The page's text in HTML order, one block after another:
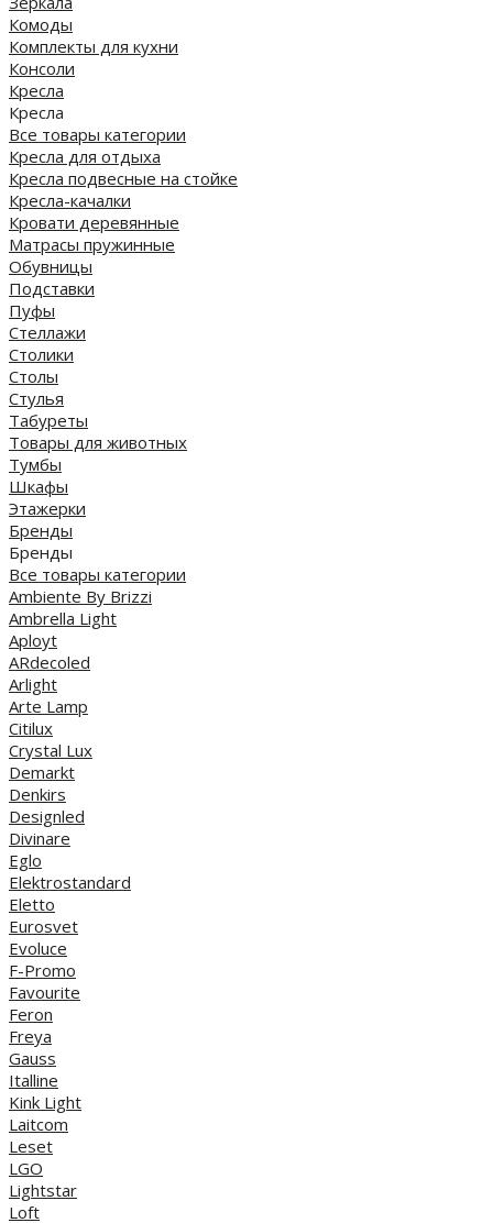
Комоды
Комплекты для кухни
Консоли
Кресла
Кресла
Все товары категории
Кресла для отдыха
Кресла подвесные на стойке
Кресла-качалки
Кровати деревянные
Матрасы пружинные
Обувницы
Подставки
Пуфы
Стеллажи
Столики
Столы
Стулья
Табуреты
Товары для животных
Тумбы
Шкафы
Этажерки
Бренды
Бренды
Все товары категории
Ambiente By Brizzi
Ambrella Light
Aployt
ARdecoled
Arlight
Arte Lamp
Citilux
Crystal Lux
Demarkt
Denkirs
Designled
Divinare
Eglo
Elektrostandard
Eletto
Eurosvet
Evoluce
F-Promo
Favourite
Feron
Freya
Gauss
Italline
Kink Light
Laitcom
Leset
LGO
Lightstar
Loft